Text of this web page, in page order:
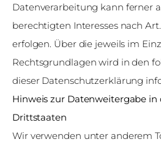
Datenverarbeitung kann ferner
berechtigten Interesses nach Art.
erfolgen. Über die jeweils im
Rechtsgrundlagen wird in den
dieser Datenschutzerklärung
Hinweis zur Datenweitergabe in
Drittstaaten
Wir verwenden unter anderem